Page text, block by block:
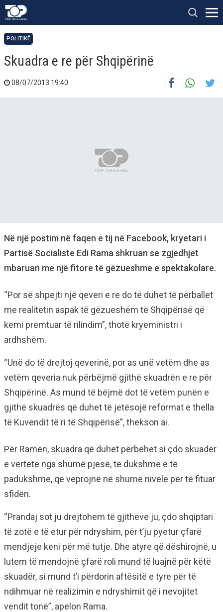
POLITIKË
Skuadra e re për Shqipërinë
08/07/2013 19:40
Në një postim në faqen e tij në Facebook, kryetari i
Partisë Socialiste Edi Rama shkruan se zgjedhjet
mbaruan me një fitore të gëzueshme e spektakolare.
“Por së shpejti një qeveri e re do të duhet të përballet
me realitetin aspak të gëzueshëm të Shqipërisë që
kemi premtuar të rilindim”, thotë kryeministri i
ardhshëm.
“Unë do të drejtoj qeverinë, por as unë vetëm dhe as
vetëm qeveria nuk përbëjmë gjithë skuadrën e re për
Shqipërinë. As mund të bëjmë dot të vetëm punën e
gjithë skuadrës që duhet të jetësojë reformat e thella
të Kuvendit të ri të Shqipërisë”, thekson ai.
Për Ramën, skuadra që duhet përbëhet si çdo skuadër
e vërtetë nga shumë pjesë, të dukshme e të
padukshme, që veprojnë në shumë nivele për të fituar
sfidën.
“Prandaj sot ju drejtohem të gjithëve ju, çdo shqiptari
të zotë e të etur për ndryshim, për t’ju pyetur çfarë
mendjeje keni për më tutje. Dhe atyre që dëshirojnë, u
lutem të mendojnë çfarë roli mund të luajnë për këtë
skuadër, si mund t’i përdorin aftësitë e tyre për të
ndihmuar në realizimin e ndryshimit që i nevojitet
vendit tonë”, apelon Rama.